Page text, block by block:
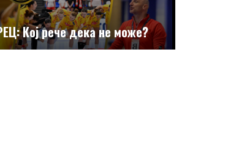
Кој рече дека не може?